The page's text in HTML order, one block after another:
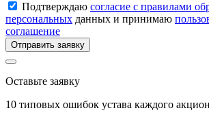
Подтверждаю согласие с правилами
персональных данных и принимаю
соглашение
Отправить заявку
Оставьте заявку
10 типовых ошибок устава каждого